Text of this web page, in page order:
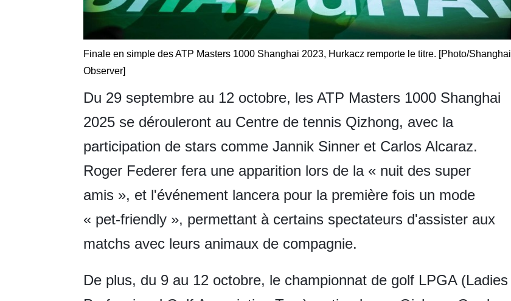
Finale en simple des ATP Masters 1000 Shanghai 2023, Hurkacz remporte le titre. [Photo/Shanghai
Observer]
Du 29 septembre au 12 octobre, les ATP Masters 1000 Shanghai
2025 se dérouleront au Centre de tennis Qizhong, avec la
participation de stars comme Jannik Sinner et Carlos Alcaraz.
Roger Federer fera une apparition lors de la « nuit des super
amis », et l'événement lancera pour la première fois un mode
« pet-friendly », permettant à certains spectateurs d'assister aux
matchs avec leurs animaux de compagnie.
De plus, du 9 au 12 octobre, le championnat de golf LPGA (Ladies